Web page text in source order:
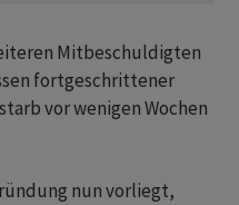
Mitbeschuldigten
fortgeschrittener
vor wenigen Wochen
nun vorliegt,